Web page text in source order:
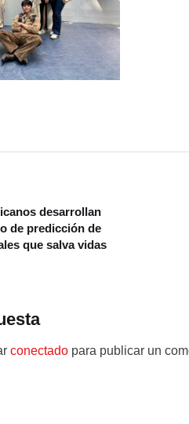
desarrollan
de predicción de
que salva vidas
conectado para publicar un